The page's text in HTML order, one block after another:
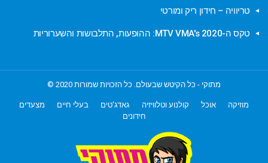
טריוויה – חידון ריק ומורטי
טקס ה-MTV VMA's 2020: ההופעות, התלבושות והשערוריות
מתוקי - כל הקיטש שבעולם. כל הזכויות שמורות 2020 ©
מוזיקה אוכל קולנוע וטלוויזיה גאדג'טים בעלי חיים
מצעדים
חידונים